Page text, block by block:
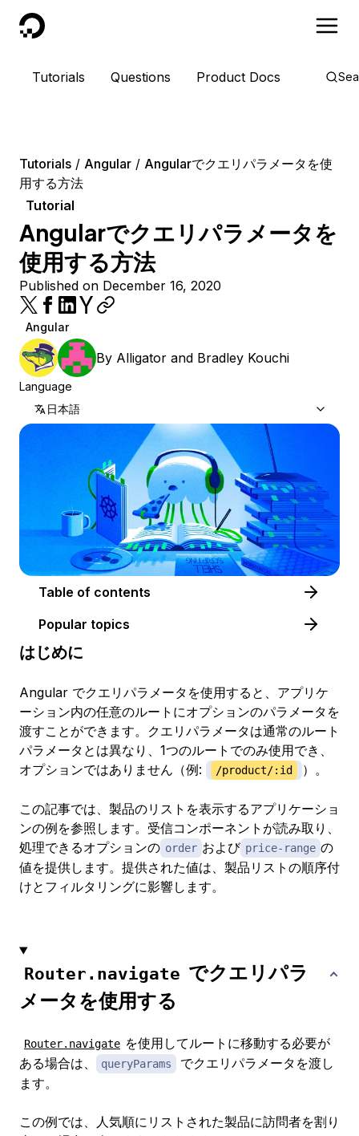
DigitalOcean
Tutorials Questions Product Docs
Tutorials Angular
Angularでクエリパラメータを使
用する方法
Tutorial
Angularでクエリパラメータを
使用する方法
Published on December 16, 2020
Angular
By Alligator and Bradley Kouchi
Language
日本語
Table of contents
Popular topics
はじめに
Angular でクエリパラメータを使用すると、アプリケ
ーション内の任意のルートにオプションのパラメータを
渡すことができます。クエリパラメータは通常のルート
パラメータとは異なり、1つのルートでのみ使用でき、
オプションではありません（例:
/product/:id ）。
この記事では、製品のリストを表示するアプリケーショ
ンの例を参照します。受信コンポーネントが読み取り、
処理できるオプションの order および price-range の
値を提供します。提供された値は、製品リストの順序付
けとフィルタリングに影響します。
Router.navigate でクエリパラ
メータを使用する
Router.navigate を使用してルートに移動する必要が
ある場合は、
queryParams
でクエリパラメータを渡し
ます。
この例では、人気順にリストされた製品に訪問者を割り